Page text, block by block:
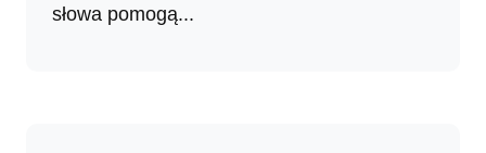
słowa pomogą...